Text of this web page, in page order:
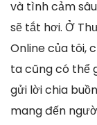
và tình cảm
sẽ tắt hơi. Ở
Online của tôi,
ta cũng có thể
gửi lời chia
mang đến